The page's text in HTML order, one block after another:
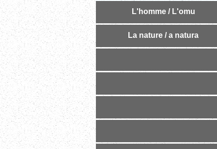
L'homme / L'omu
La nature / a natura